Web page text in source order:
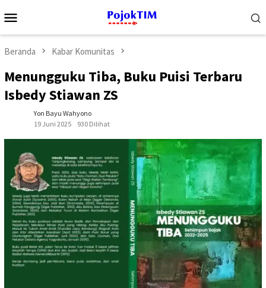
ke
Mobile
Beranda Kabar Komunitas
Menungguku Tiba, Buku Puisi Terbaru
Isbedy Stiawan ZS
Yon Bayu Wahyono
19 Juni 2025
930 Dilihat